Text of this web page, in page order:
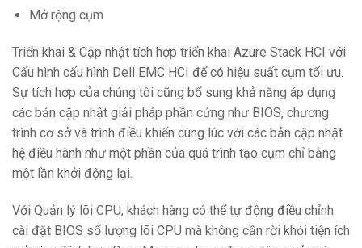
Mở rộng cụm
Triển khai & Cập nhật tích hợp triển khai Azure Stack HCI với
Cấu hình cấu hình Dell EMC HCI để có hiệu suất cụm tối ưu.
Sự tích hợp của chúng tôi cũng bổ sung khả năng áp dụng
các bản cập nhật giải pháp phần cứng như BIOS, chương
trình cơ sở và trình điều khiển cùng lúc với các bản cập nhật
hệ điều hành như một phần của quá trình tạo cụm chỉ bằng
một lần khởi động lại.
Với Quản lý lõi CPU, khách hàng có thể tự động điều chỉnh
cài đặt BIOS số lượng lõi CPU mà không cần rời khỏi tiện ích